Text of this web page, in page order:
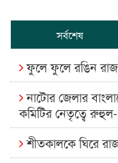
সর্বশেষ
ফুলে ফুলে রঙিন
নাটোর জেলার
কমিটির নেতৃত্বে
শীতকালকে ঘিরে